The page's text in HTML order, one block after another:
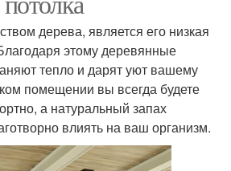
дерева, является его низкая
этому деревянные
тепло и дарят уют вашему
помещении вы всегда будете
а натуральный запах
влиять на ваш организм.